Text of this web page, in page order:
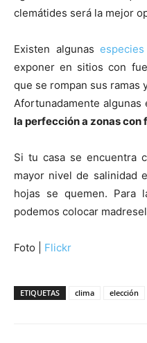
clemátides será la mejor
Existen algunasespecies
exponer en sitios con
que se rompan sus ramas
Afortunadamente algunas
la perfección a zonas con
Si tu casa se encuentra
mayor nivel de salinidad
hojas se quemen. Para
podemos colocar
Foto | Flickr
ETIQUETAS clima elección